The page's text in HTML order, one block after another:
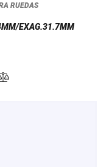
RUEDAS
EXAG.31.7MM